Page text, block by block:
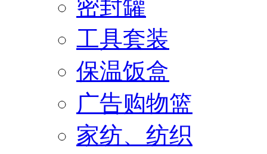
密封罐
工具套装
保温饭盒
广告购物篮
家纺、纺织